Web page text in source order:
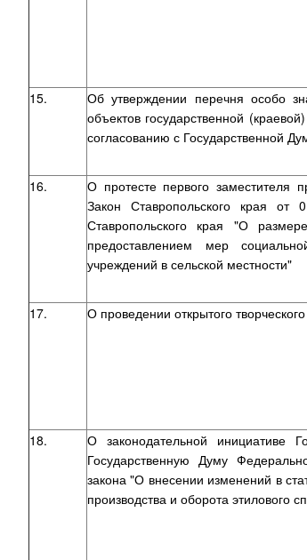
15.
Об утверждении перечня особо
объектов государственной
согласованию с Государственной
16.
О протесте первого заместителя
Закон Ставропольского края
Ставропольского края "О
предоставлением мер
учреждений в сельской местности"
17. О проведении открытого
18.
О законодательной инициативе
Государственную Думу
закона "О внесении изменений в
производства и оборота этилового